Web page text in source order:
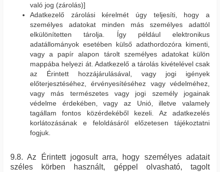
való jog (zárolás)]
Adatkezelő zárolási kérelmét úgy teljesíti, hogy a
személyes adatokat minden más személyes adattól
elkülönítetten tárolja. Így például elektronikus
adatállományok esetében külső adathordozóra kimenti,
vagy a papír alapon tárolt személyes adatokat külön
mappába helyezi át. Adatkezelő a tárolás kivételével csak
az Érintett hozzájárulásával, vagy jogi igények
előterjesztéséhez, érvényesítéséhez vagy védelméhez,
vagy más természetes vagy jogi személy jogainak
védelme érdekében, vagy az Unió, illetve valamely
tagállam fontos közérdekéből kezeli. Az adatkezelés
korlátozásának e feloldásáról előzetesen tájékoztatni
fogjuk.
9.8. Az Érintett jogosult arra, hogy személyes adatait
széles körben használt, géppel olvasható, tagolt